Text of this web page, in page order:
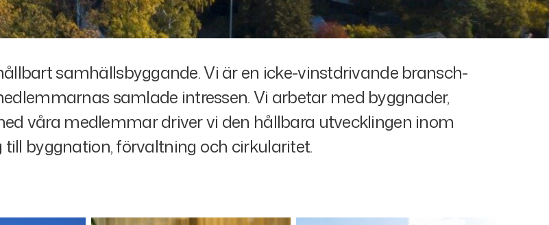
samhällsbyggande. Vi är en icke-vinstdrivande bransch-
samlade intressen. Vi arbetar med byggnader,
våra medlemmar driver vi den hållbara utvecklingen inom
byggnation, förvaltning och cirkularitet.